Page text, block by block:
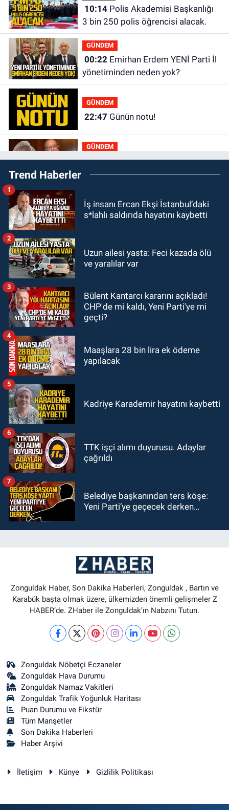
10:14Polis Akademisi Başkanlığı
3 bin 250 polis öğrencisi alacak.
GÜNDEM
00:22Emirhan Erdem YENİ Parti İl
yönetiminden neden yok?
GÜNDEM
22:47 Günün notu!
GÜNDEM
22:01Gülden Tanyeri hayatını
kaybetti
21:22Savaş Çiloğlu ve yönetimi
Başkan Köksal Tunçtürk’ü kutladı
21:05Öğretmenlere Milli Eğitim
GÜNDEM
19:34Zonguldakspor Bolu'da 3
hazırlık maçı oynayacak... İşte
Trend Haberler
İş insanı Ercan Ekşi İstanbul’daki
s*lahlı saldırıda hayatını kaybetti
1
Uzun ailesi yasta: Feci kazada ölü
ve yaralılar var
2
Bülent Kantarcı kararını açıkladı!
CHP'de mi kaldı, Yeni Parti'ye mi
geçti?
3
Maaşlara 28 bin lira ek ödeme
yapılacak
4
Kadriye Karademir hayatını kaybetti
5
TTK işçi alımı duyurusu. Adaylar
çağrıldı
6
Belediye başkanından ters köşe:
Yeni Parti’ye geçecek derken…
7
Zonguldak Haber, Son Dakika Haberleri, Zonguldak , Bartın ve
Karabük başta olmak üzere, ülkemizden önemli gelişmeler Z
HABER’de. ZHaber ile Zonguldak’ın Nabzını Tutun.
Zonguldak Nöbetçi Eczaneler
Zonguldak Hava Durumu
Zonguldak Namaz Vakitleri
Zonguldak Trafik Yoğunluk Haritası
Puan Durumu ve Fikstür
Tüm Manşetler
Son Dakika Haberleri
Haber Arşivi
İletişim Künye Gizlilik Politikası